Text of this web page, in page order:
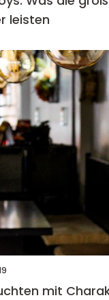
leisten
mit